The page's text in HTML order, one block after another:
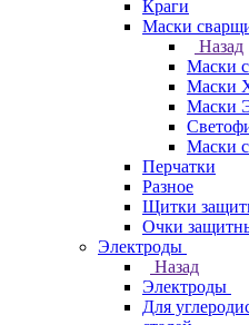
Краги
Маски
Назад
Маски
Маски
Маски
Маски
Перчатки
Разное
Щитки
Очки
Электроды
Назад
Электроды
Для